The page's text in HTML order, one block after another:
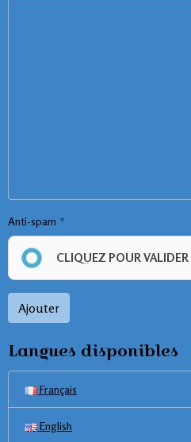
Anti-spam
CLIQUEZ POUR VALIDER
Ajouter
Langues disponibles
Français
English